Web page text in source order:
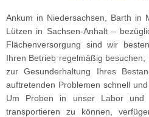
Ankum in Niedersachsen, Barth in
Lützen in Sachsen-Anhalt –
Flächenversorgung sind wir
Ihren Betrieb regelmäßig
zur Gesunderhaltung Ihres
auftretenden Problemen schnell
Um Proben in unser Labor und
transportieren zu können,